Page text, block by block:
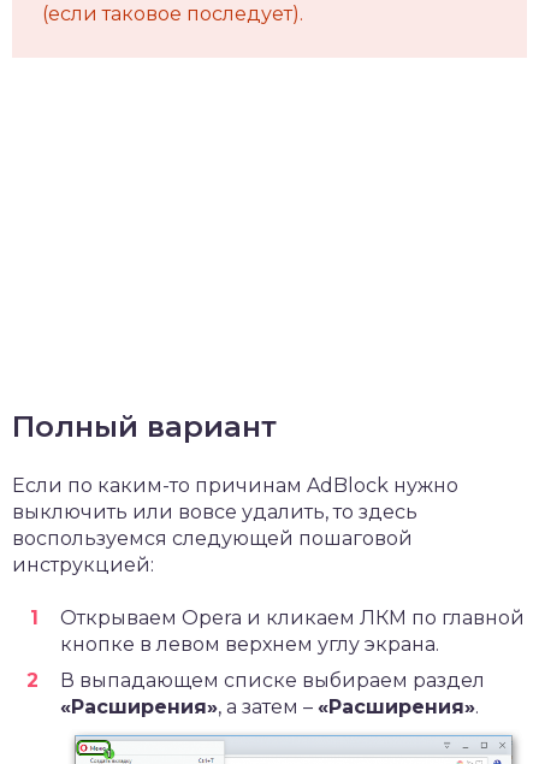
(если таковое последует).
Полный вариант
Если по каким-то причинам AdBlock нужно
выключить или вовсе удалить, то здесь
воспользуемся следующей пошаговой
инструкцией:
Открываем Opera и кликаем ЛКМ по главной
кнопке в левом верхнем углу экрана.
В выпадающем списке выбираем раздел
«Расширения», а затем – «Расширения».